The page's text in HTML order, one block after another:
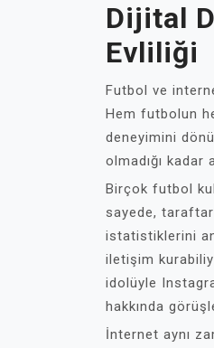
Dijital
Evliliği
Futbol ve
Hem futbolun
deneyimini
olmadığı
Birçok futbol
sayede,
istatistiklerini
iletişim
idolüyle
hakkında
İnternet aynı